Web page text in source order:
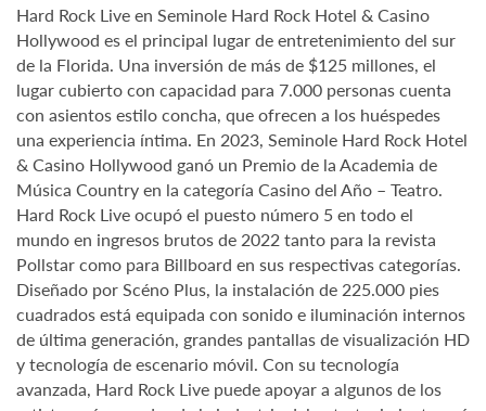
Hard Rock Live en Seminole Hard Rock Hotel & Casino
Hollywood es el principal lugar de entretenimiento del sur
de la Florida. Una inversión de más de $125 millones, el
lugar cubierto con capacidad para 7.000 personas cuenta
con asientos estilo concha, que ofrecen a los huéspedes
una experiencia íntima. En 2023, Seminole Hard Rock Hotel
& Casino Hollywood ganó un Premio de la Academia de
Música Country en la categoría Casino del Año – Teatro.
Hard Rock Live ocupó el puesto número 5 en todo el
mundo en ingresos brutos de 2022 tanto para la revista
Pollstar como para Billboard en sus respectivas categorías.
Diseñado por Scéno Plus, la instalación de 225.000 pies
cuadrados está equipada con sonido e iluminación internos
de última generación, grandes pantallas de visualización HD
y tecnología de escenario móvil. Con su tecnología
avanzada, Hard Rock Live puede apoyar a algunos de los